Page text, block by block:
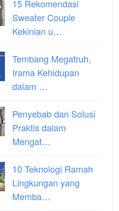
15 Rekomendasi
Sweater Couple
Kekinian u…
Tembang Megatruh,
Irama Kehidupan
dalam …
Penyebab dan Solusi
Praktis dalam
Mengat…
10 Teknologi Ramah
Lingkungan yang
Memba…